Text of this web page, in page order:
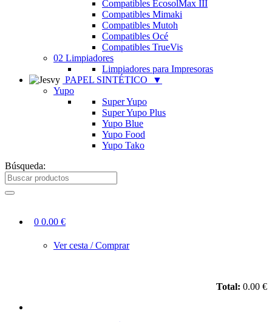
Compatibles EcosolMax III
Compatibles Mimaki
Compatibles Mutoh
Compatibles Océ
Compatibles TrueVis
02 Limpiadores
Limpiadores para Impresoras
PAPEL SINTÉTICO
▼
Yupo
Super Yupo
Super Yupo Plus
Yupo Blue
Yupo Food
Yupo Tako
Búsqueda:
0 0.00 €
Ver cesta / Comprar
Total: 0.00 €